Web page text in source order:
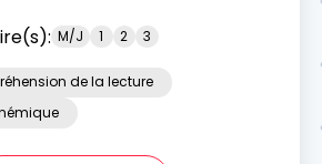
M/J 1 2 3
de la lecture